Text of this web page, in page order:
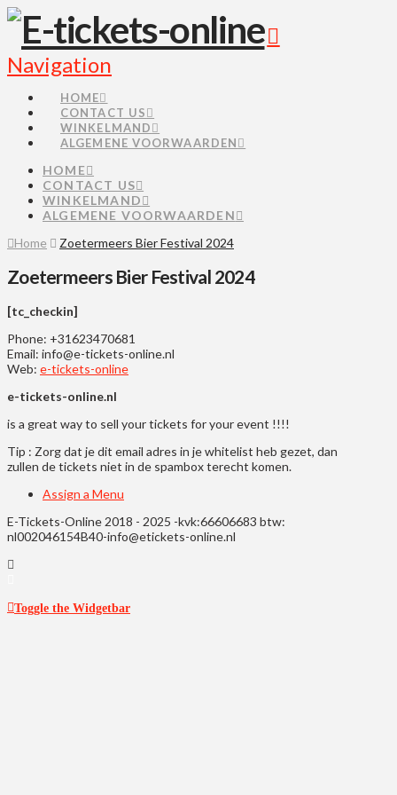
Navigation
HOME
CONTACT US
WINKELMAND
ALGEMENE VOORWAARDEN
HOME
CONTACT US
WINKELMAND
ALGEMENE VOORWAARDEN
Home
Zoetermeers Bier Festival 2024
Zoetermeers Bier Festival 2024
[tc_checkin]
Phone: +31623470681
Email: info@e-tickets-online.nl
Web: e-tickets-online
e-tickets-online.nl
is a great way to sell your tickets for your event !!!!
Tip : Zorg dat je dit email adres in je whitelist heb gezet, dan
zullen de tickets niet in de spambox terecht komen.
Assign a Menu
E-Tickets-Online 2018 - 2025 -kvk:66606683 btw:
nl002046154B40-info@etickets-online.nl
Toggle the Widgetbar